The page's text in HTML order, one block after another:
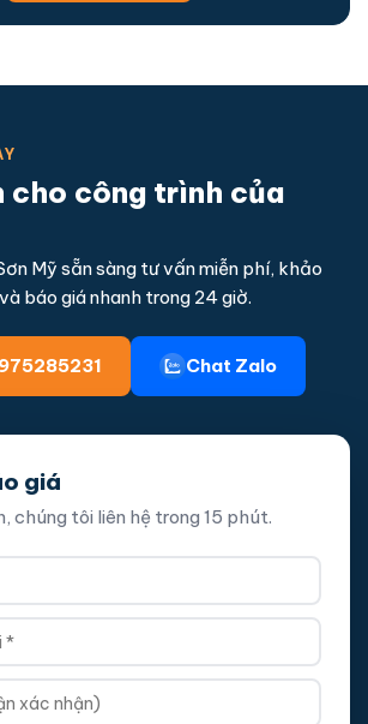
cho công trình của
Mỹ sẵn sàng tư vấn miễn phí, khảo
báo giá nhanh trong 24 giờ.
Chat Zalo
giá
chúng tôi liên hệ trong 15 phút.